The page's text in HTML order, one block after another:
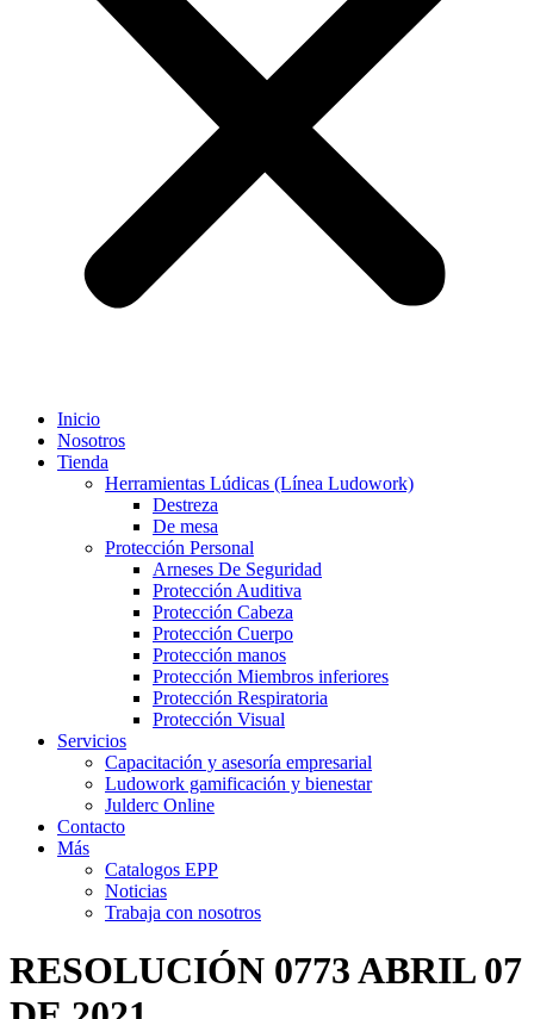
Inicio
Nosotros
Tienda
Herramientas Lúdicas (Línea Ludowork)
Destreza
De mesa
Protección Personal
Arneses De Seguridad
Protección Auditiva
Protección Cabeza
Protección Cuerpo
Protección manos
Protección Miembros inferiores
Protección Respiratoria
Protección Visual
Servicios
Capacitación y asesoría empresarial
Ludowork gamificación y bienestar
Julderc Online
Contacto
Más
Catalogos EPP
Noticias
Trabaja con nosotros
RESOLUCIÓN 0773 ABRIL 07